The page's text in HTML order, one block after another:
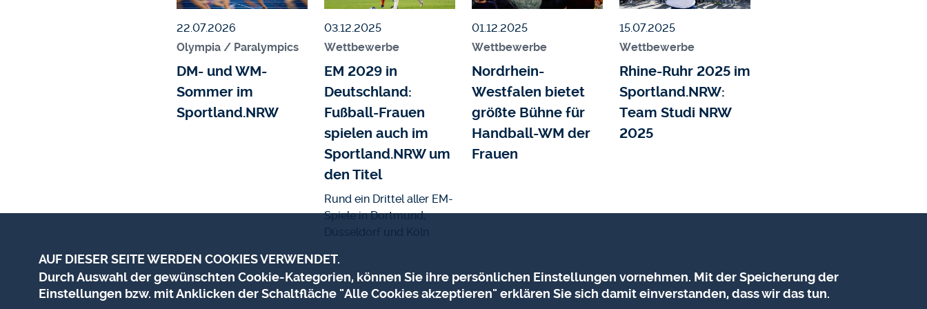
Veröffentlicht am
22.07.2026
Olympia / Paralympics
DM- und WM-
Sommer im
Sportland.NRW
Veröffentlicht am
03.12.2025
Wettbewerbe
EM 2029 in
Deutschland:
Fußball-Frauen
spielen auch im
Sportland.NRW um
den Titel
Rund ein Drittel aller EM-
Spiele in Dortmund,
Düsseldorf und Köln
Veröffentlicht am
01.12.2025
Wettbewerbe
Nordrhein-
Westfalen bietet
größte Bühne für
Handball-WM der
Frauen
Veröffentlicht am
15.07.2025
Wettbewerbe
Rhine-Ruhr 2025 im
Sportland.NRW:
Team Studi NRW
2025
AUF DIESER SEITE WERDEN COOKIES VERWENDET.
Durch Auswahl der gewünschten Cookie-Kategorien, können Sie ihre persönlichen Einstellungen vornehmen. Mit der Speicherung der
Einstellungen bzw. mit Anklicken der Schaltfläche "Alle Cookies akzeptieren" erklären Sie sich damit einverstanden, dass wir das tun.